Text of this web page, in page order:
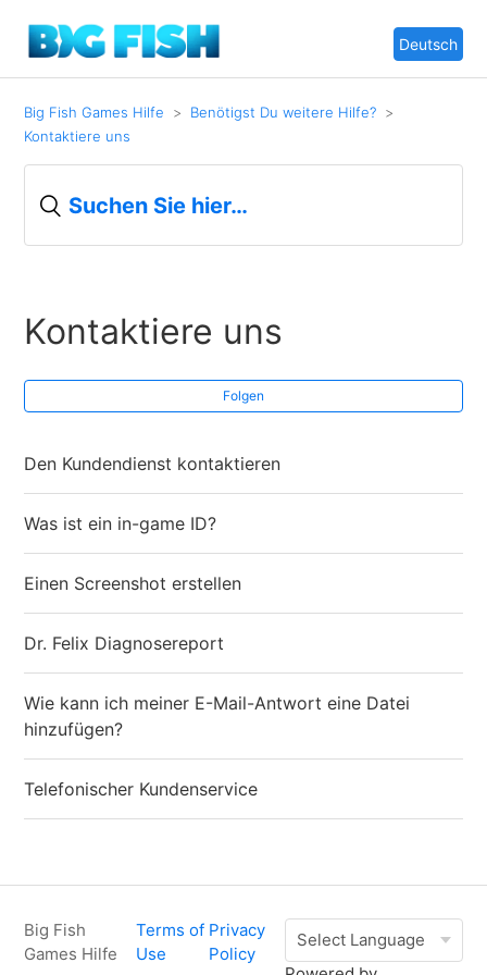
Deutsch
Big Fish Games Hilfe
Benötigst Du weitere Hilfe?
Kontaktiere uns
Kontaktiere uns
Folgen
Den Kundendienst kontaktieren
Was ist ein in-game ID?
Einen Screenshot erstellen
Dr. Felix Diagnosereport
Wie kann ich meiner E-Mail-Antwort eine Datei
hinzufügen?
Telefonischer Kundenservice
Big Fish
Games Hilfe
Terms of
Use
Privacy
Policy